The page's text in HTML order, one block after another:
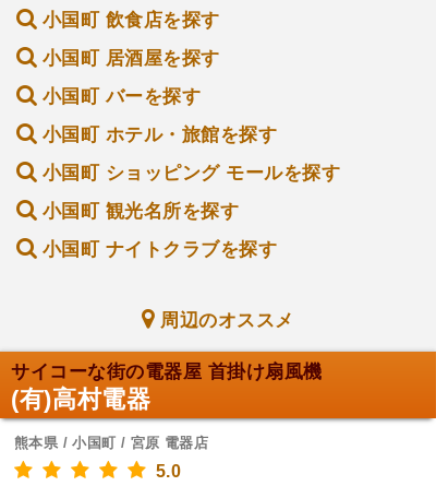
小国町 飲食店を探す
小国町 居酒屋を探す
小国町 バーを探す
小国町 ホテル・旅館を探す
小国町 ショッピング モールを探す
小国町 観光名所を探す
小国町 ナイトクラブを探す
周辺のオススメ
サイコーな街の電器屋 首掛け扇風機
(有)高村電器
熊本県 / 小国町 / 宮原 電器店
5.0